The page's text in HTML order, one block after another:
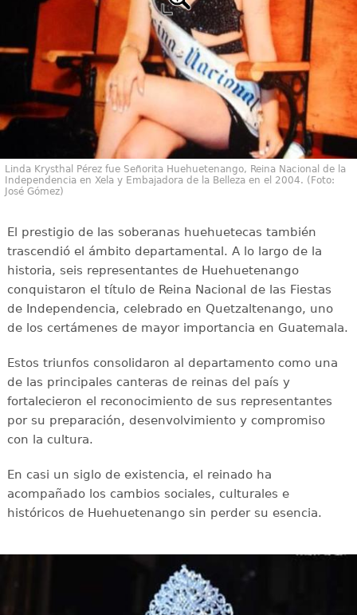
Linda Krysthal Pérez fue Señorita Huehuetenango, Reina Nacional de la
Independencia en Xela y Embajadora de la Belleza en el 2004. (Foto:
José Gómez)
El prestigio de las soberanas huehuetecas también
trascendió el ámbito departamental. A lo largo de la
historia, seis representantes de Huehuetenango
conquistaron el título de Reina Nacional de las Fiestas
de Independencia, celebrado en Quetzaltenango, uno
de los certámenes de mayor importancia en Guatemala.
Estos triunfos consolidaron al departamento como una
de las principales canteras de reinas del país y
fortalecieron el reconocimiento de sus representantes
por su preparación, desenvolvimiento y compromiso
con la cultura.
En casi un siglo de existencia, el reinado ha
acompañado los cambios sociales, culturales e
históricos de Huehuetenango sin perder su esencia.